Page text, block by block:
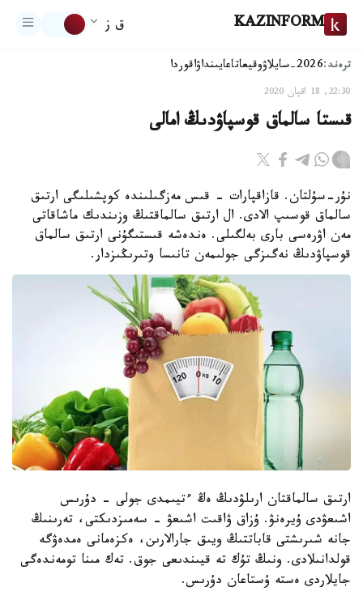
KAZINFORM ق ز
ترەند:2026-سايلاۋ وقيعاتاعايىنداۋاقوردا
22:30, 18 اقپان 2020
قىستا سالماق قوسپاۋدىڭ امالى
نۇر-سۇلتان. قازاقپارات - قىس مەزگىلىندە كوپشىلىگى ارتىق
سالماق قوسىپ الادى. ال ارتىق سالماقتىڭ وزىندىك ماشاقاتى
مەن اۋرەسى بارى بەلگىلى. ەندەشە قىستىگۇنى ارتىق سالماق
قوسپاۋدىڭ نەگىزگى جولىمەن تانىسا وتىرىڭىزدار.
ارتىق سالماقتان ارىلۋدىڭ ەڭ ءتيىمدى جولى - دۇرىس
اشىعۋدى ۇيرەنۋ. ۇزاق ۋاقىت اشىعۋ - سەمىزدىكتى، تەرىنىڭ
جانە شىرىشتى قاباتتىڭ ويىق جارالارىن، ەكزەمانى ەمدەۋگە
قولدانىلادى. ونىڭ تۇك تە قيىندىعى جوق. تەك مىنا تومەندەگى
جايلاردى ەستە ۇستاعان دۇرىس.